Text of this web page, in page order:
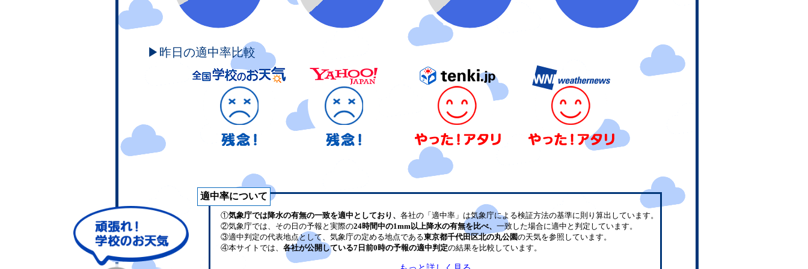
▶昨日の適中率比較
適中率について
①気象庁では降水の有無の一致を適中としており、 各社の「適中率」は気象庁による検証方法の基準に則り算出しています。
②気象庁では、その日の予報と実際の24時間中の1mm以上降水の有無を比べ、 一致した場合に適中と判定しています。
③適中判定の代表地点として、気象庁の定める地点である東京都千代田区北の丸公園の天気を参照しています。
④本サイトでは、 各社が公開している7日前0時の予報の適中判定の結果を比較しています。